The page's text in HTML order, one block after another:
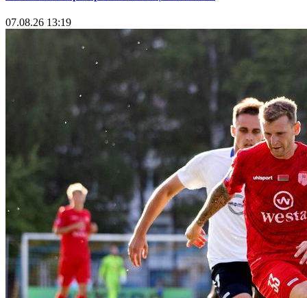
07.08.26 13:19